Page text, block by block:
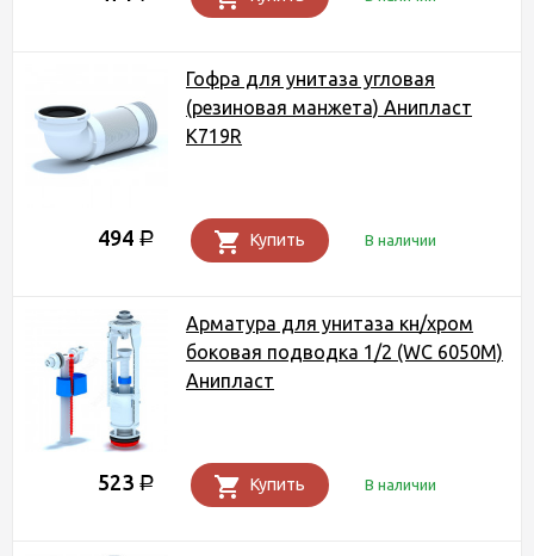
Гофра для унитаза угловая
(резиновая манжета) Анипласт
K719R
494 Р Купить В наличии
Арматура для унитаза кн/хром
боковая подводка 1/2 (WC 6050M)
Анипласт
523 Р Купить В наличии